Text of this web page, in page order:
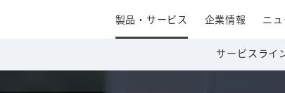
サービスライ
製品・サービス 企業情報 ニ